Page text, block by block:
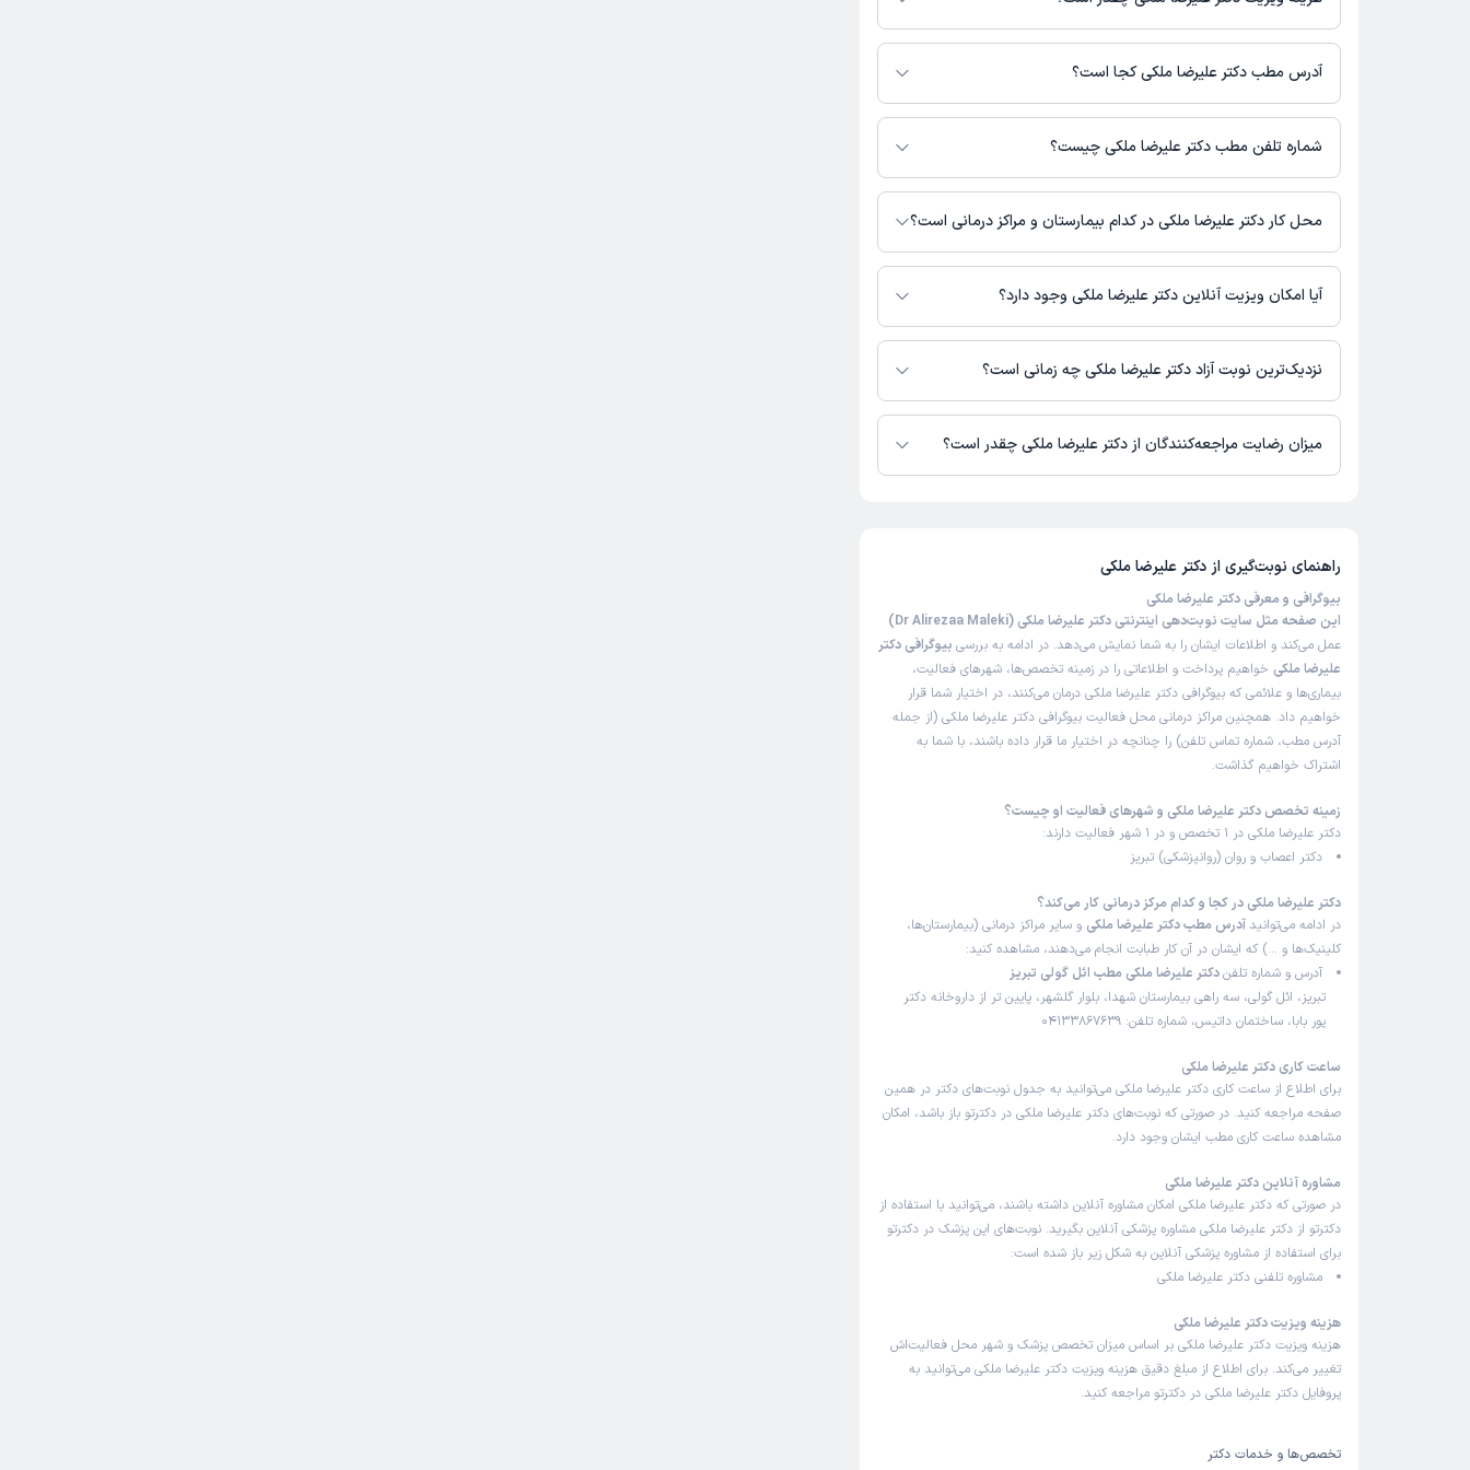
مبلغ ویزیت دکتر علیرضا ملکی با توجه به نوع ویزیت تغییر می‌کند.
هزینه مشاوره پزشکی تلفنی: 330000 تومان
آدرس مطب دکتر علیرضا ملکی کجا است؟
دکتر علیرضا ملکی 1 مطب فعال دارند. آدرس مطب‌های دکتر علیرضا ملکی به شرح زیر
است.
بابا، ساختمان داتیس
شماره تلفن مطب دکتر علیرضا ملکی چیست؟
مطب ائل گولی : 04133867639
محل کار دکتر علیرضا ملکی در کدام بیمارستان و مراکز درمانی است؟
اطلاعاتی درباره محل فعالیت دکتر علیرضا ملکی در مراکز درمانی در دسترس نیست.
آیا امکان ویزیت آنلاین دکتر علیرضا ملکی وجود دارد؟
در حال حاضر دکتر علیرضا ملکی مشاوره پزشکی تلفنی فعال دارند.
نزدیک‌ترین نوبت آزاد دکتر علیرضا ملکی چه زمانی است؟
دکتر علیرضا ملکی از روز یکشنبه 18 مرداد 1405 بیمار جدید می‌پذیرند.
میزان رضایت مراجعه‌کنندگان از دکتر علیرضا ملکی چقدر است؟
راهنمای نوبت‌گیری از دکتر علیرضا ملکی
بیوگرافی و معرفی دکتر علیرضا ملکی
این صفحه مثل سایت نوبت‌دهی اینترنتی دکتر علیرضا ملکی (Dr Alirezaa Maleki)
عمل می‌کند و اطلاعات ایشان را به شما نمایش می‌دهد. در ادامه به بررسی بیوگرافی دکتر
علیرضا ملکی خواهیم پرداخت و اطلاعاتی را در زمینه تخصص‌ها، شهرهای فعالیت،
بیماری‌ها و علائمی که بیوگرافی دکتر علیرضا ملکی درمان می‌کنند، در اختیار شما قرار
خواهیم داد. همچنین مراکز درمانی محل فعالیت بیوگرافی دکتر علیرضا ملکی (از جمله
آدرس مطب، شماره تماس تلفن) را چنانچه در اختیار ما قرار داده باشند، با شما به
اشتراک خواهیم گذاشت.
زمینه تخصص دکتر علیرضا ملکی و شهرهای فعالیت او چیست؟
دکتر علیرضا ملکی در 1 تخصص و در 1 شهر فعالیت دارند:
دکتر اعصاب و روان (روانپزشکی) تبریز
دکتر علیرضا ملکی در کجا و کدام مرکز درمانی کار می‌کند؟
در ادامه می‌توانید آدرس مطب دکتر علیرضا ملکی و سایر مراکز درمانی (بیمارستان‌ها،
کلینیک‌ها و …) که ایشان در آن کار طبابت انجام می‌دهند، مشاهده کنید:
آدرس و شماره تلفندکتر علیرضا ملکی مطب ائل گولی تبریز
تبریز، ائل گولی، سه راهی بیمارستان شهدا، بلوار گلشهر، پایین تر از داروخانه دکتر
پور بابا، ساختمان داتیس، شماره تلفن: 04133867639
ساعت کاری دکتر علیرضا ملکی
برای اطلاع از ساعت کاری دکتر علیرضا ملکی می‌توانید به جدول نوبت‌های دکتر در همین
صفحه مراجعه کنید. در صورتی که نوبت‌های دکتر علیرضا ملکی در دکترتو باز باشد، امکان
مشاهده ساعت کاری مطب ایشان وجود دارد.
مشاوره آنلاین دکتر علیرضا ملکی
در صورتی که دکتر علیرضا ملکی امکان مشاوره آنلاین داشته باشند، می‌توانید با استفاده از
دکترتو از دکتر علیرضا ملکی مشاوره پزشکی آنلاین بگیرید. نوبت‌های این پزشک در دکترتو
برای استفاده از مشاوره پزشکی آنلاین به شکل زیر باز شده است:
مشاوره تلفنی دکتر علیرضا ملکی
هزینه ویزیت دکتر علیرضا ملکی
هزینه ویزیت دکتر علیرضا ملکی بر اساس میزان تخصص پزشک و شهر محل فعالیت‌اش
تغییر می‌کند. برای اطلاع از مبلغ دقیق هزینه ویزیت دکتر علیرضا ملکی می‌توانید به
پروفایل دکتر علیرضا ملکی در دکترتو مراجعه کنید.
تخصص‌ها و خدمات دکتر